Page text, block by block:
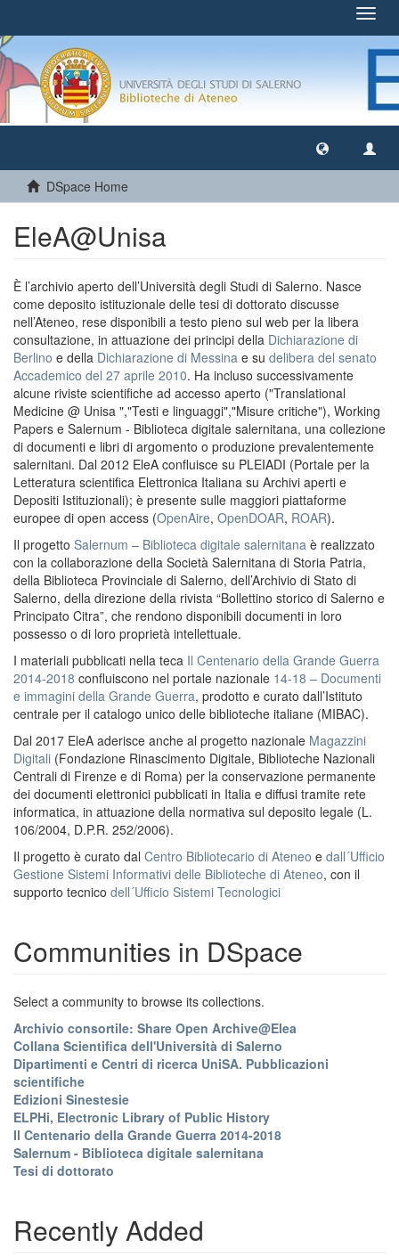
DSpace Home
EleA@Unisa
È l’archivio aperto dell’Università degli Studi di Salerno. Nasce
come deposito istituzionale delle tesi di dottorato discusse
nell’Ateneo, rese disponibili a testo pieno sul web per la libera
consultazione, in attuazione dei principi della Dichiarazione di
Berlino e della Dichiarazione di Messina e su delibera del senato
Accademico del 27 aprile 2010. Ha incluso successivamente
alcune riviste scientifiche ad accesso aperto ("Translational
Medicine @ Unisa ","Testi e linguaggi","Misure critiche"), Working
Papers e Salernum - Biblioteca digitale salernitana, una collezione
di documenti e libri di argomento o produzione prevalentemente
salernitani. Dal 2012 EleA confluisce su PLEIADI (Portale per la
Letteratura scientifica Elettronica Italiana su Archivi aperti e
Depositi Istituzionali); è presente sulle maggiori piattaforme
europee di open access (OpenAire, OpenDOAR, ROAR).
Il progetto Salernum – Biblioteca digitale salernitana è realizzato
con la collaborazione della Società Salernitana di Storia Patria,
della Biblioteca Provinciale di Salerno, dell’Archivio di Stato di
Salerno, della direzione della rivista “Bollettino storico di Salerno e
Principato Citra”, che rendono disponibili documenti in loro
possesso o di loro proprietà intellettuale.
I materiali pubblicati nella teca Il Centenario della Grande Guerra
2014-2018 confluiscono nel portale nazionale 14-18 – Documenti
e immagini della Grande Guerra, prodotto e curato dall’Istituto
centrale per il catalogo unico delle biblioteche italiane (MIBAC).
Dal 2017 EleA aderisce anche al progetto nazionale Magazzini
Digitali (Fondazione Rinascimento Digitale, Biblioteche Nazionali
Centrali di Firenze e di Roma) per la conservazione permanente
dei documenti elettronici pubblicati in Italia e diffusi tramite rete
informatica, in attuazione della normativa sul deposito legale (L.
106/2004, D.P.R. 252/2006).
Il progetto è curato dal Centro Bibliotecario di Ateneo e dall´Ufficio
Gestione Sistemi Informativi delle Biblioteche di Ateneo, con il
supporto tecnico dell´Ufficio Sistemi Tecnologici
Communities in DSpace
Select a community to browse its collections.
Archivio consortile: Share Open Archive@Elea
Collana Scientifica dell'Università di Salerno
Dipartimenti e Centri di ricerca UniSA. Pubblicazioni
scientifiche
Edizioni Sinestesie
ELPHi, Electronic Library of Public History
Il Centenario della Grande Guerra 2014-2018
Salernum - Biblioteca digitale salernitana
Tesi di dottorato
Recently Added